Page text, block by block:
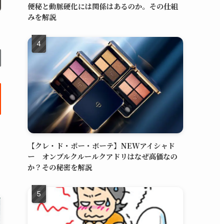
便秘と動脈硬化には関係はあるのか。その仕組
みを解説
【クレ・ド・ポー・ボーテ】NEWアイシャド
ー オンブルクルールクアドリはなぜ高価なの
か？その秘密を解説